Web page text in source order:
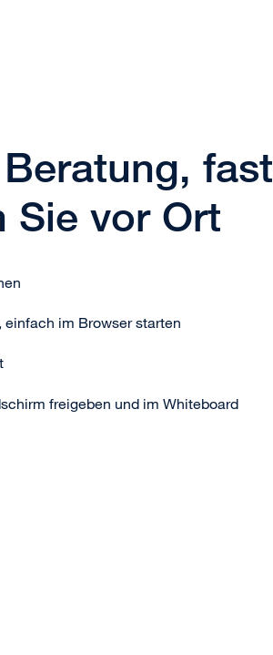
fast
Sie vor Ort
im Browser starten
freigeben und im Whiteboard